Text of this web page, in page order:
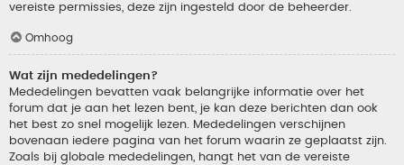
vereiste permissies, deze zijn ingesteld door de beheerder.
Omhoog
Wat zijn mededelingen?
Mededelingen bevatten vaak belangrijke informatie over het
forum dat je aan het lezen bent, je kan deze berichten dan ook
het best zo snel mogelijk lezen. Mededelingen verschijnen
bovenaan iedere pagina van het forum waarin ze geplaatst zijn.
Zoals bij globale mededelingen, hangt het van de vereiste